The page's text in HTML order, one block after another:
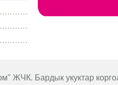
ЖЧК. Бардык укуктар